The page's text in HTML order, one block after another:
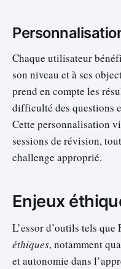
Chaque utilisateur
son niveau et à ses
prend en compte les
difficulté des questions
Cette personnalisation
sessions de révision,
challenge approprié.
Enjeux
L’essor d’outils tels que
éthiques, notamment
et autonomie dans